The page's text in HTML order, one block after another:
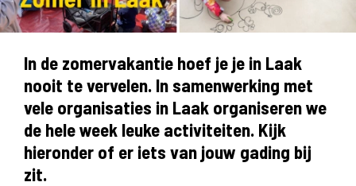
In de zomervakantie hoef je je in Laak
nooit te vervelen. In samenwerking met
vele organisaties in Laak organiseren we
de hele week leuke activiteiten. Kijk
hieronder of er iets van jouw gading bij
zit.